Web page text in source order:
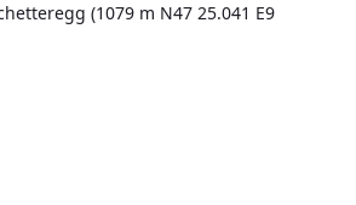
(1079 m N47 25.041 E9